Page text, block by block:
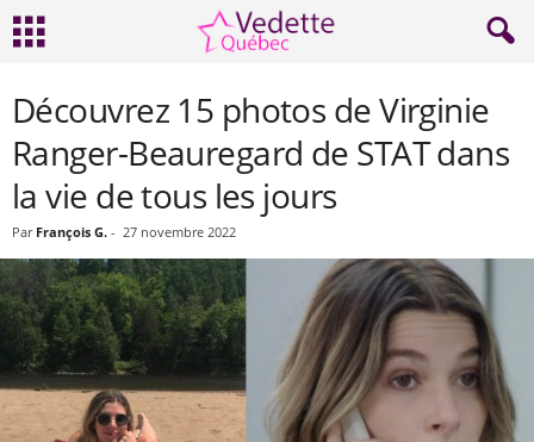
Découvrez 15 photos de Virginie
Ranger-Beauregard de STAT dans
la vie de tous les jours
Par François G. - 27 novembre 2022